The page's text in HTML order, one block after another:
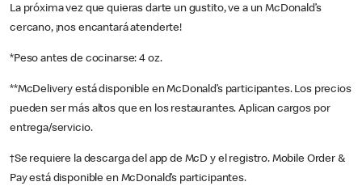
La próxima vez que quieras darte un gustito, ve a un McDonald’s
cercano, ¡nos encantará atenderte!
*Peso antes de cocinarse: 4 oz.
**McDelivery está disponible en McDonald’s participantes. Los precios
pueden ser más altos que en los restaurantes. Aplican cargos por
entrega/servicio.
†Se requiere la descarga del app de McD y el registro. Mobile Order &
Pay está disponible en McDonald’s participantes.